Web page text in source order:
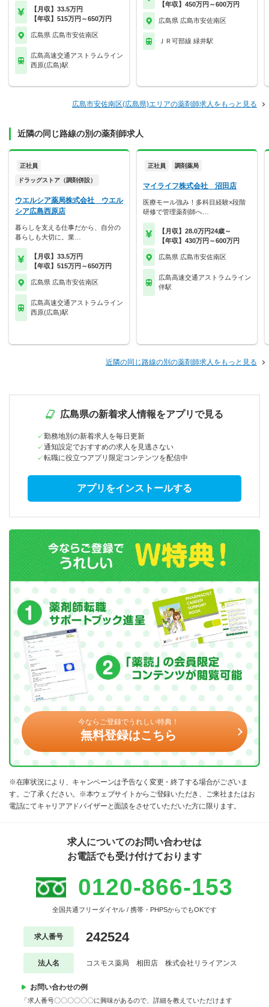
【月収】33.5万円
【年収】515万円～650万円
広島県 広島市安佐南区
広島高速交通アストラムライン
西原(広島)駅
【年収】450万円～600万円
広島県 広島市安佐南区
ＪＲ可部線 緑井駅
広島市安佐南区(広島県)エリアの薬剤師求人をもっと見る
近隣の同じ路線の別の薬剤師求人
正社員
ドラッグストア（調剤併設）
ウエルシア薬局株式会社 ウエル
シア広島西原店
暮らしを支える仕事だから、自分の
暮らしも大切に。業…
【月収】33.5万円
【年収】515万円～650万円
広島県 広島市安佐南区
広島高速交通アストラムライン
西原(広島)駅
正社員 調剤薬局
マイライフ株式会社 沼田店
医療モール強み！多科目経験×段階
研修で管理薬剤師へ…
【月収】28.0万円24歳～
【年収】430万円～600万円
広島県 広島市安佐南区
広島高速交通アストラムライン
伴駅
近隣の同じ路線の別の薬剤師求人をもっと見る
広島県の新着求人情報をアプリで見る
勤務地別の新着求人を毎日更新
通知設定でおすすめの求人を見逃さない
転職に役立つアプリ限定コンテンツを配信中
アプリをインストールする
今ならご登録でうれしい特典！
無料登録はこちら
※在庫状況により、キャンペーンは予告なく変更・終了する場合がございま
す。ご了承ください。※本ウェブサイトからご登録いただき、ご来社またはお
電話にてキャリアアドバイザーと面談をさせていただいた方に限ります。
求人についてのお問い合わせは
お電話でも受け付けております
0120-866-153
全国共通フリーダイヤル / 携帯・PHPSからでもOKです
求人番号 242524
法人名 コスモス薬局 相田店 株式会社リライアンス
お問い合わせの例
「求人番号〇〇〇〇〇〇に興味があるので、詳細を教えていただけます